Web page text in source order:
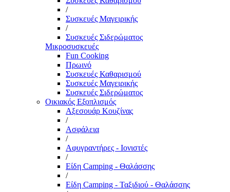
/
Συσκευές Μαγειρικής
/
Συσκευές Σιδερώματος
Μικροσυσκευές
Fun Cooking
Πρωινό
Συσκευές Καθαρισμού
Συσκευές Μαγειρικής
Συσκευές Σιδερώματος
Οικιακός Εξοπλισμός
Αξεσουάρ Κουζίνας
/
Ασφάλεια
/
Αφυγραντήρες - Ιονιστές
/
Είδη Camping - Θαλάσσης
/
Είδη Camping - Ταξιδιού - Θαλάσσης